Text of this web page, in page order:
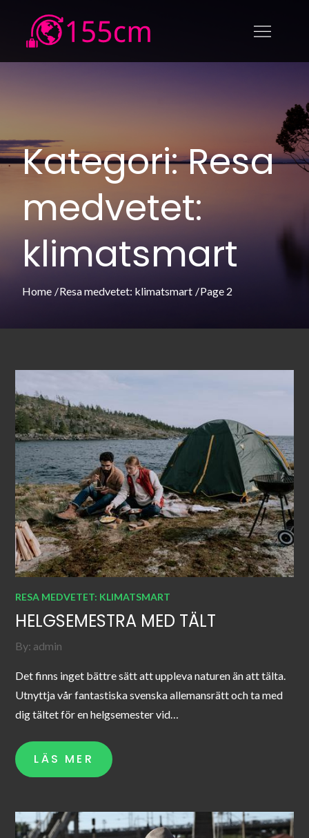
content
155cm.se – Allt om att resa
medvetet: klimatsmart,
Kategori:Resa
medvetet:
klimatsmart
Home Resa medvetet: klimatsmart Page 2
RESA MEDVETET: KLIMATSMART
HELGSEMESTRA MED TÄLT
By: admin
Det finns inget bättre sätt att uppleva naturen än att tälta.
Utnyttja vår fantastiska svenska allemansrätt och ta med
dig tältet för en helgsemester vid…
LÄS MER